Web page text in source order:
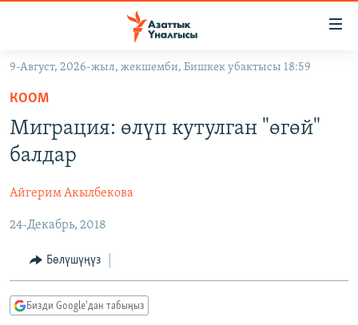
Навигацияга
өтүңүз
Издөөгө
салыңызКЫРГЫЗСТАН
ЭКОНОМИКА
МАДАНИЯТ
ДҮЙНӨ
БОРБОР АЗИЯ
УКРАИНА
АТАЙЫН ИЛИКТӨӨ
ТВ ПРОГРАММАЛАР
БҮГҮН АЗАТТЫКТА
БИЗ ЖАНА ДҮЙНӨ
ПОДКАСТ
ӨЗГӨЧӨ ПИКИР
9-Август, 2026-жыл, жекшемби, Бишкек убактысы 18:59
КООМ
Миграция: өлүп кутулган "өгөй"
балдар
Айгерим Акылбекова
24-Декабрь, 2018
Бөлүшүңүз
Бизди Google'дан табыңыз